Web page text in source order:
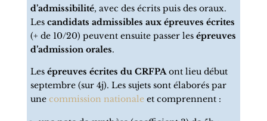
d’admissibilité, avec des écrits puis des oraux.
Les candidats admissibles aux épreuves écrites
(+ de 10/20) peuvent ensuite passer les épreuves
d’admission orales.
Les épreuves écrites du CRFPAont lieu début
septembre (sur 4j). Les sujets sont élaborés par
une commission nationaleet comprennent :